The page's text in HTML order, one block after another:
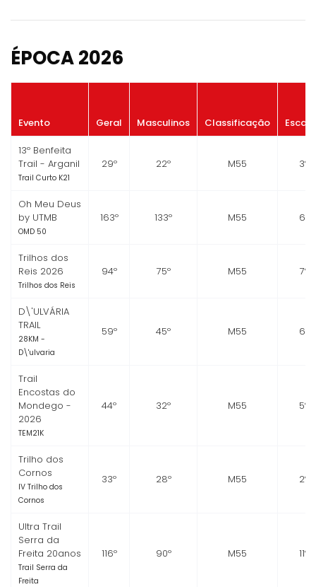
ÉPOCA 2026
Evento Geral Masculinos Classificação
13º Benfeita
Trail - Arganil
Trail Curto K21
29º 22º M55 3º
Oh Meu Deus
by UTMB
OMD 50
163º 133º M55 6º
Trilhos dos
Reis 2026
Trilhos dos Reis
94º 75º M55 7º
D\'ULVÁRIA
TRAIL
28KM -
D\'ulvaria
59º 45º M55 6º
Trail
Encostas do
Mondego -
2026
TEM21K
44º 32º M55 5º
Trilho dos
Cornos
IV Trilho dos
Cornos
33º 28º M55 2º
Ultra Trail
Serra da
Freita 20anos
Trail Serra da
Freita
116º 90º M55 11º